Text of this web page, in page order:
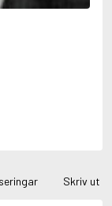
Skriv ut